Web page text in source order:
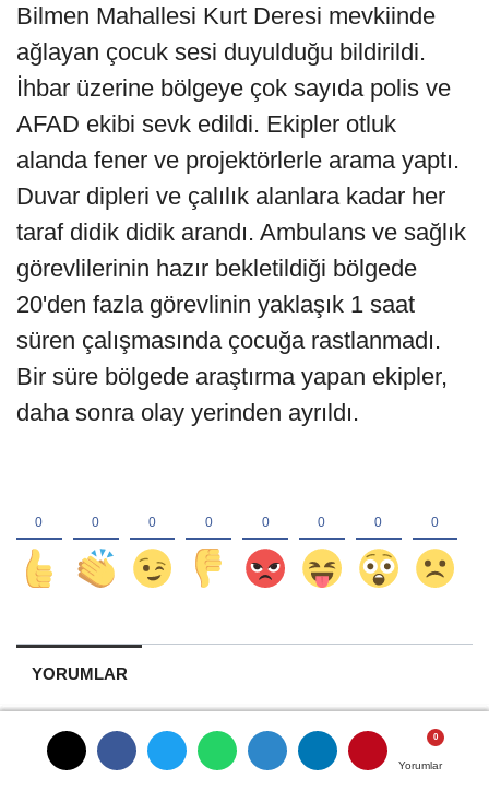
Yorumlar
Yorumlar
Yorumlar
Yorumlar
Bilmen Mahallesi Kurt Deresi mevkiinde
ağlayan çocuk sesi duyulduğu bildirildi.
İhbar üzerine bölgeye çok sayıda polis ve
AFAD ekibi sevk edildi. Ekipler otluk
alanda fener ve projektörlerle arama yaptı.
Duvar dipleri ve çalılık alanlara kadar her
taraf didik didik arandı. Ambulans ve sağlık
görevlilerinin hazır bekletildiği bölgede
20'den fazla görevlinin yaklaşık 1 saat
süren çalışmasında çocuğa rastlanmadı.
Bir süre bölgede araştırma yapan ekipler,
daha sonra olay yerinden ayrıldı.
YORUMLAR